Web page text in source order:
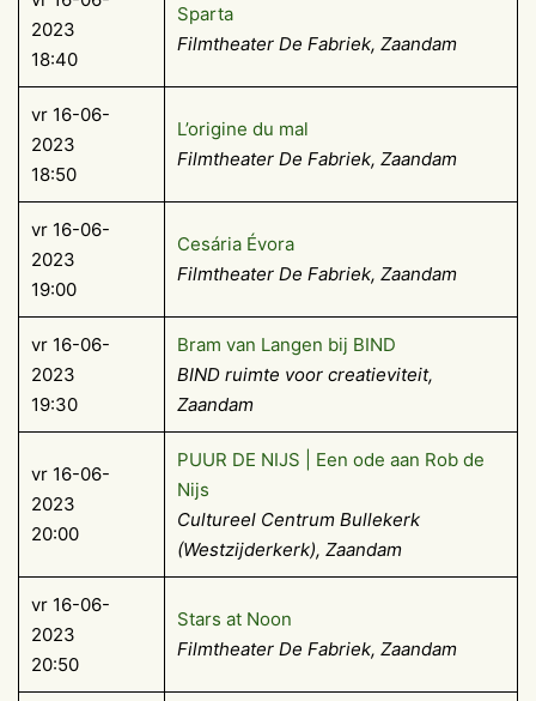
2023
18:40
Sparta
Filmtheater De Fabriek, Zaandam
vr 16-06-
2023
18:50
L’origine du mal
Filmtheater De Fabriek, Zaandam
vr 16-06-
2023
19:00
Cesária Évora
Filmtheater De Fabriek, Zaandam
vr 16-06-
2023
19:30
Bram van Langen bij BIND
BIND ruimte voor creatieviteit,
Zaandam
vr 16-06-
2023
20:00
PUUR DE NIJS | Een ode aan Rob de
Nijs
Cultureel Centrum Bullekerk
(Westzijderkerk), Zaandam
vr 16-06-
2023
20:50
Stars at Noon
Filmtheater De Fabriek, Zaandam